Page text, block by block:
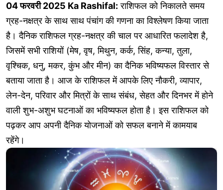
04 फरवरी 2025 Ka Rashifal: राशिफल को निकालते समय
ग्रह-नक्षत्र के साथ साथ पंचांग की गणना का विश्लेषण किया जाता
है। दैनिक राशिफल ग्रह-नक्षत्र की चाल पर आधारित फलादेश है,
जिसमें सभी राशियों (मेष, वृष, मिथुन, कर्क, सिंह, कन्या, तुला,
वृश्चिक, धनु, मकर, कुंभ और मीन) का दैनिक भविष्यफल विस्तार से
बताया जाता है। आज के राशिफल में आपके लिए नौकरी, व्यापार,
लेन-देन, परिवार और मित्रों के साथ संबंध, सेहत और दिनभर में होने
वाली शुभ-अशुभ घटनाओं का भविष्यफल होता है। इस राशिफल को
पढ़कर आप अपनी दैनिक योजनाओं को सफल बनाने में कामयाब
रहेंगे।